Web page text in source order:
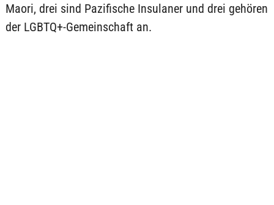
Maori, drei sind Pazifische Insulaner und drei gehören
der LGBTQ+-Gemeinschaft an.